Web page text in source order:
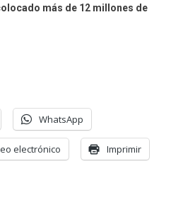
más de 12 millones de
WhatsApp
electrónico Imprimir